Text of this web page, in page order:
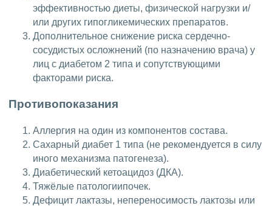
эффективностью диеты, физической нагрузки и/
или других гипогликемических препаратов.
Дополнительное снижение риска сердечно-
сосудистых осложнений (по назначению врача) у
лиц с диабетом 2 типа и сопутствующими
факторами риска.
Противопоказания
Аллергия на один из компонентов состава.
Сахарный диабет 1 типа (не рекомендуется в силу
иного механизма патогенеза).
Диабетический кетоацидоз (ДКA).
Тяжёлые патологиипочек.
Дефицит лактазы, непереносимость лактозы или